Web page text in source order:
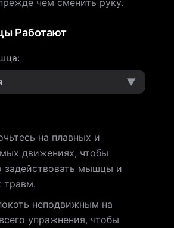
чем сменить руку.
Работают
:
▼
на плавных и
движениях, чтобы
задействовать мышцы и
травм.
неподвижным на
упражнения, чтобы